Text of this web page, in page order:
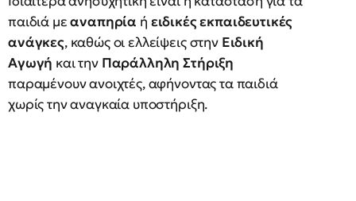
παιδιά μεαναπηρία ή ειδικές εκπαιδευτικές
ανάγκες, καθώς οι ελλείψεις στην Ειδική
Αγωγή και την Παράλληλη Στήριξη
παραμένουν ανοιχτές, αφήνοντας τα παιδιά
χωρίς την αναγκαία υποστήριξη.